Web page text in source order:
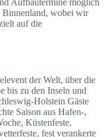
Binnenland, wobei wir
auf die
der Welt, über die
bis zu den Inseln und
Holstein Gäste
Saison aus Hafen-,
Küstenfeste,
fest verankerte